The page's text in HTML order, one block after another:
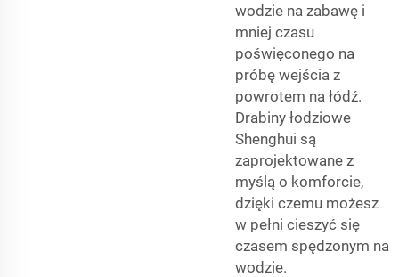
wodzie na zabawę i
mniej czasu
poświęconego na
próbę wejścia z
powrotem na łódź.
Drabiny łodziowe
Shenghui są
zaprojektowane z
myślą o komforcie,
dzięki czemu możesz
w pełni cieszyć się
czasem spędzonym na
wodzie.